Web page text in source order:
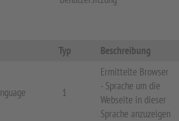
Typ Beschreibung
1
Ermittelte Browser
- Sprache um die
Webseite in dieser
Sprache anzuzeigen